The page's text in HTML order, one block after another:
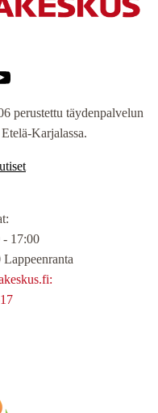
perustettu täydenpalvelun
Karjalassa.
:
17:00